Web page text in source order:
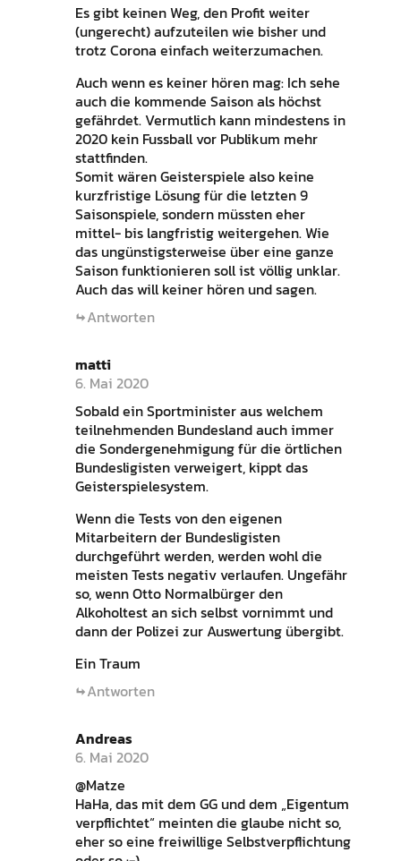
Es gibt keinen Weg, den Profit weiter
(ungerecht) aufzuteilen wie bisher und
trotz Corona einfach weiterzumachen.
Auch wenn es keiner hören mag: Ich sehe
auch die kommende Saison als höchst
gefährdet. Vermutlich kann mindestens in
2020 kein Fussball vor Publikum mehr
stattfinden.
Somit wären Geisterspiele also keine
kurzfristige Lösung für die letzten 9
Saisonspiele, sondern müssten eher
mittel- bis langfristig weitergehen. Wie
das ungünstigsterweise über eine ganze
Saison funktionieren soll ist völlig unklar.
Auch das will keiner hören und sagen.
Antworten
matti
6. Mai 2020
Sobald ein Sportminister aus welchem
teilnehmenden Bundesland auch immer
die Sondergenehmigung für die örtlichen
Bundesligisten verweigert, kippt das
Geisterspielesystem.
Wenn die Tests von den eigenen
Mitarbeitern der Bundesligisten
durchgeführt werden, werden wohl die
meisten Tests negativ verlaufen. Ungefähr
so, wenn Otto Normalbürger den
Alkoholtest an sich selbst vornimmt und
dann der Polizei zur Auswertung übergibt.
Ein Traum
Antworten
Andreas
6. Mai 2020
@Matze
HaHa, das mit dem GG und dem „Eigentum
verpflichtet“ meinten die glaube nicht so,
eher so eine freiwillige Selbstverpflichtung